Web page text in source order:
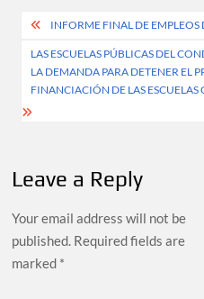
Post
navigation
INFORME FINAL DE EMPLEOS
LAS ESCUELAS PÚBLICAS DEL
LA DEMANDA PARA DETENER EL
FINANCIACIÓN DE LAS ESCUELAS
Leave a Reply
Your email address will not be
published. Required fields are
marked *